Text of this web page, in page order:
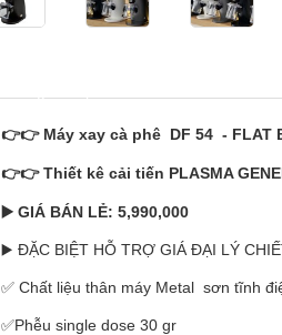
👉👉 Máy xay cà phê DF 54 - FLAT
👉👉 Thiết kê cải tiến PLASMA
▶️ GIÁ BÁN LẺ: 5,990,000
▶️ ĐẶC BIỆT HỖ TRỢ GIÁ ĐẠI LÝ
✅ Chất liệu thân máy Metal sơn tĩnh
✅Phễu single dose 30 gr